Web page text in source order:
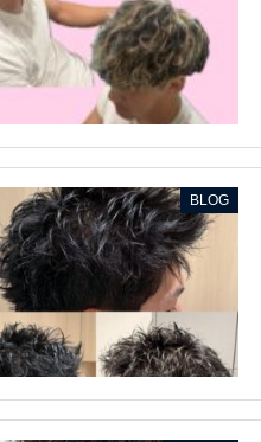
BLOG